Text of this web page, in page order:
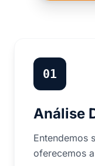
01
Análise
Entendemos
oferecemos